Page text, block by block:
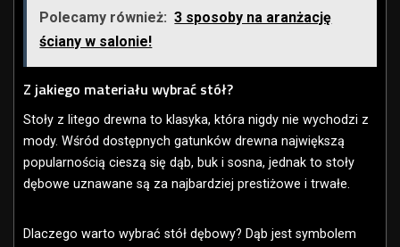
Polecamy również: 3 sposoby na aranżację
ściany w salonie!
Z jakiego materiału wybrać stół?
Stoły z litego drewna to klasyka, która nigdy nie wychodzi z
mody. Wśród dostępnych gatunków drewna największą
popularnością cieszą się dąb, buk i sosna, jednak to stoły
dębowe uznawane są za najbardziej prestiżowe i trwałe.
Dlaczego warto wybrać stół dębowy? Dąb jest symbolem